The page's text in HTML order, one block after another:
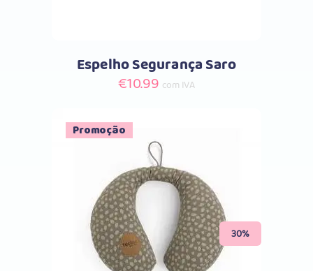
Espelho Segurança Saro
€10.99 com IVA
Promoção
30%
Comprar